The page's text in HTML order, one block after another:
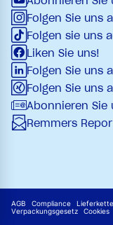
Folgen Sie uns
Folgen sie uns
Liken Sie uns!
Folgen Sie uns
Folgen Sie uns
Abonnieren Sie
Remmers
AGB Compliance
Verpackungsgesetz
Cookies